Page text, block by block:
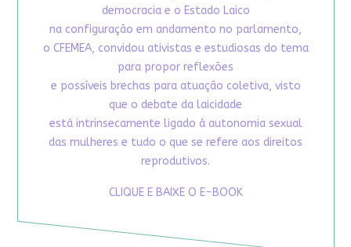
democracia e o Estado Laico
na configuração em andamento no parlamento,
o CFEMEA, convidou ativistas e estudiosas do tema
para propor reflexões
e possíveis brechas para atuação coletiva, visto
que o debate da laicidade
está intrinsecamente ligado à autonomia sexual
das mulheres e tudo o que se refere aos direitos
reprodutivos.
CLIQUE E BAIXE O E-BOOK